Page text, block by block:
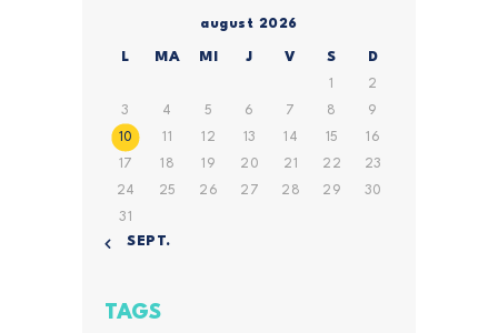
august 2026
L MA MI J V S D
1
2
3
4 5 6 7 8
9
10
11 12 13 14 15
16
17
18 19 20 21 22
23
24
25 26 27 28 29
30
31
« SEPT.
TAGS